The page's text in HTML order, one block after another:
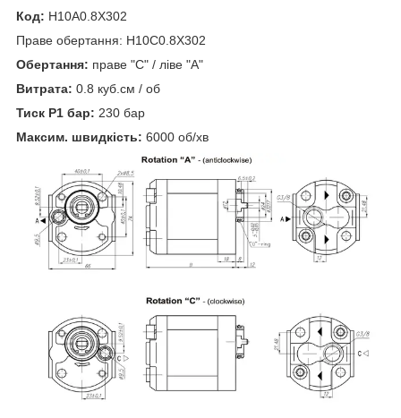
Код: H10A0.8X302
Праве обертання: H10C0.8X302
Обертання: праве "С" / ліве "А"
Витрата: 0.8 куб.см / об
Тиск P1 бар: 230 бар
Максим. швидкість: 6000 об/хв